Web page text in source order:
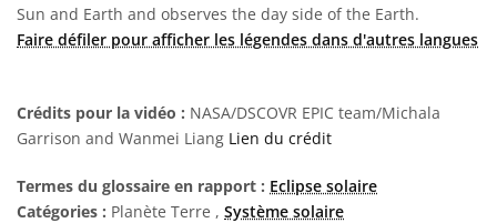
Sun and Earth and observes the day side of the Earth.
Faire défiler pour afficher les légendes dans d'autres langues
Crédits pour la vidéo : NASA/DSCOVR EPIC team/Michala
Garrison and Wanmei Liang Lien du crédit
Termes du glossaire en rapport : Eclipse solaire
Catégories : Planète Terre , Système solaire